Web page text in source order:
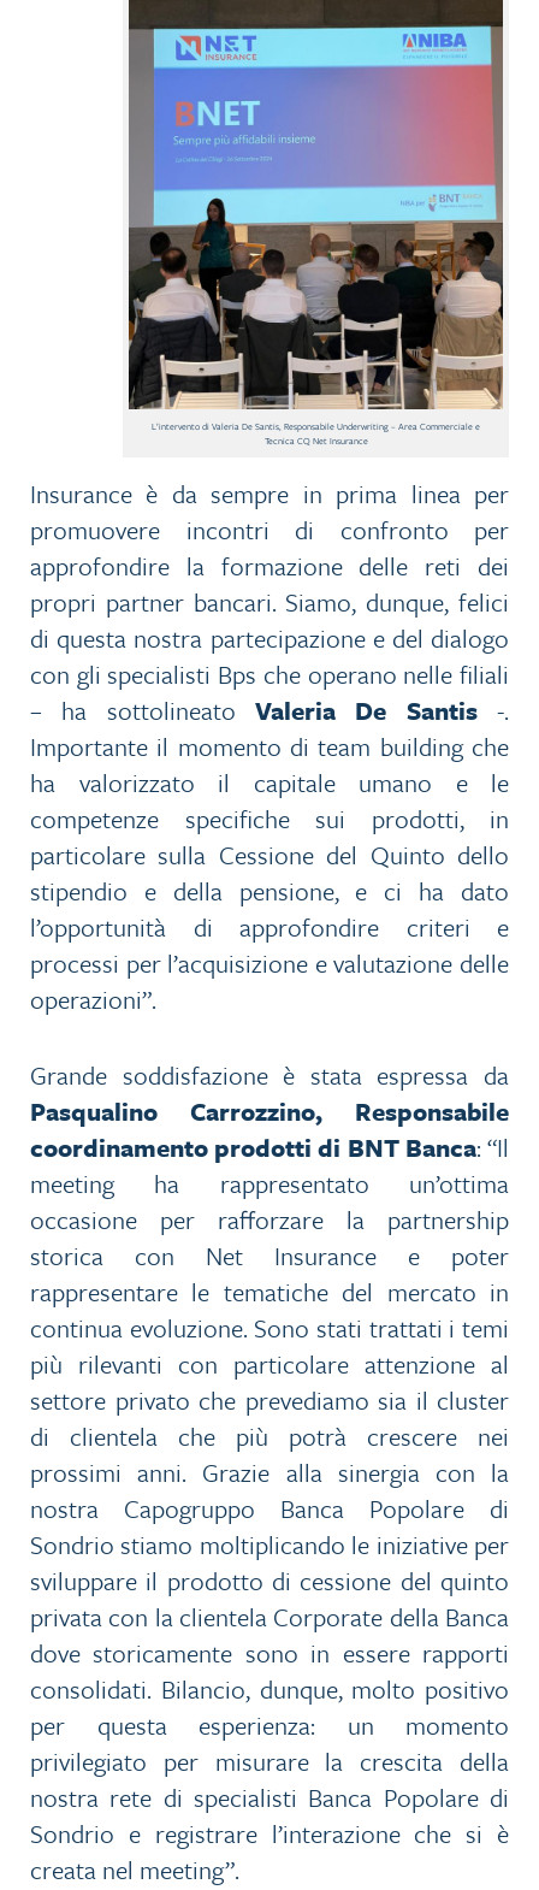
L’intervento di Valeria De Santis, Responsabile Underwriting – Area Commerciale e
Tecnica CQ Net Insurance
Insurance è da sempre in prima linea per
promuovere incontri di confronto per
approfondire la formazione delle reti dei
propri partner bancari. Siamo, dunque, felici
di questa nostra partecipazione e del dialogo
con gli specialisti Bps che operano nelle filiali
– ha sottolineato Valeria De Santis-.
Importante il momento di team building che
ha valorizzato il capitale umano e le
competenze specifiche sui prodotti, in
particolare sulla Cessione del Quinto dello
stipendio e della pensione, e ci ha dato
l’opportunità di approfondire criteri e
processi per l’acquisizione e valutazione delle
operazioni”.
Grande soddisfazione è stata espressa da
Pasqualino Carrozzino, Responsabile
coordinamento prodotti di BNT Banca: “Il
meeting ha rappresentato un’ottima
occasione per rafforzare la partnership
storica con Net Insurance e poter
rappresentare le tematiche del mercato in
continua evoluzione. Sono stati trattati i temi
più rilevanti con particolare attenzione al
settore privato che prevediamo sia il cluster
di clientela che più potrà crescere nei
prossimi anni. Grazie alla sinergia con la
nostra Capogruppo Banca Popolare di
Sondrio stiamo moltiplicando le iniziative per
sviluppare il prodotto di cessione del quinto
privata con la clientela Corporate della Banca
dove storicamente sono in essere rapporti
consolidati. Bilancio, dunque, molto positivo
per questa esperienza: un momento
privilegiato per misurare la crescita della
nostra rete di specialisti Banca Popolare di
Sondrio e registrare l’interazione che si è
creata nel meeting”.